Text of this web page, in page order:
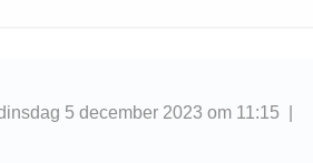
5 december 2023 om 11:15 |